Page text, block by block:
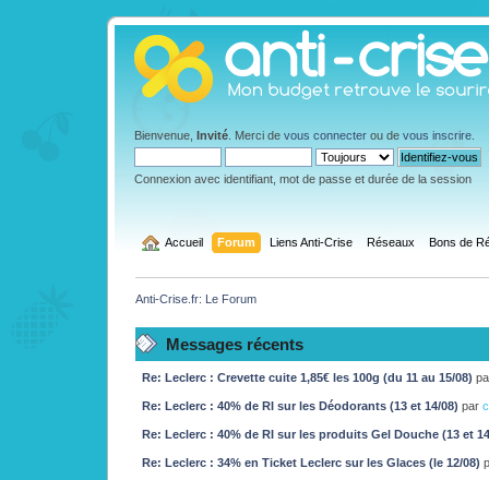
Bienvenue, Invité . Merci de vous connecter ou de vous inscrire
Connexion avec identifiant, mot de passe et durée de la session
Accueil Forum Liens Anti-Crise Réseaux Bons de
Anti-Crise.fr: Le Forum
Messages récents
Re: Leclerc : Crevette cuite 1,85€ les 100g (du 11 au 15/08)
Re: Leclerc : 40% de RI sur les Déodorants (13 et 14/08) par
Re: Leclerc : 40% de RI sur les produits Gel Douche (13 et
Re: Leclerc : 34% en Ticket Leclerc sur les Glaces (le 12/08)